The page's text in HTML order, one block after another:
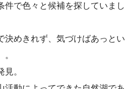
件で色々と候補を探していまし
決めきれず、気づけばあっとい
。